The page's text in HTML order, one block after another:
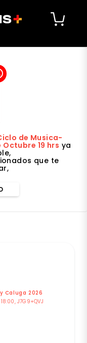
de Musica-
19 hrs ya
que te
Caluga 2026
J7G9+QVJ